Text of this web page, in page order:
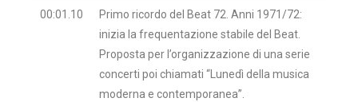
00:01.10
Primo ricordo del Beat 72. Anni 1971/72:
inizia la frequentazione stabile del Beat.
Proposta per l’organizzazione di una serie
concerti poi chiamati “Lunedì della musica
moderna e contemporanea”.